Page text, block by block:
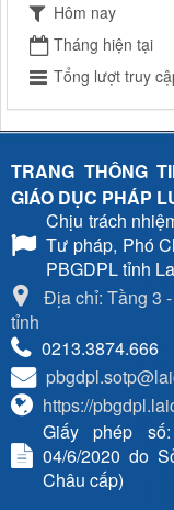
Hôm nay
Tháng hiện tại
Tổng lượt truy
TRANG THÔNG
GIÁO DỤC PHÁP
Chịu trách
Tư pháp, Phó
PBGDPL tỉnh
Địa chỉ: Tầng 3
tỉnh
0213.3874.666
https://
Giấy phép
04/6/2020 do
Châu cấp)